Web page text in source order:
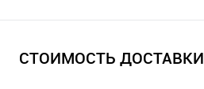
СТОИМОСТЬ ДОСТАВКИ